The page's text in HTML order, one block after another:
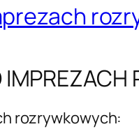
rozrywkowych: